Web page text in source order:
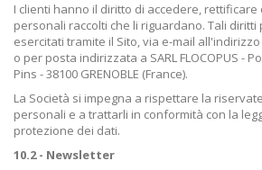
I clienti hanno il diritto di accedere,
personali raccolti che li riguardano. Tali
esercitati tramite il Sito, via e-mail
o per posta indirizzata a SARL FLOCOPUS -
Pins - 38100 GRENOBLE (France).
La Società si impegna a rispettare la
personali e a trattarli in conformità con la
protezione dei dati.
10.2 - Newsletter